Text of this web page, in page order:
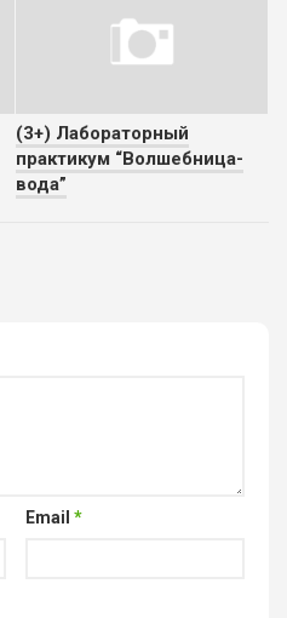
(3+) Лабораторный
практикум “Волшебница-
вода”
Email *